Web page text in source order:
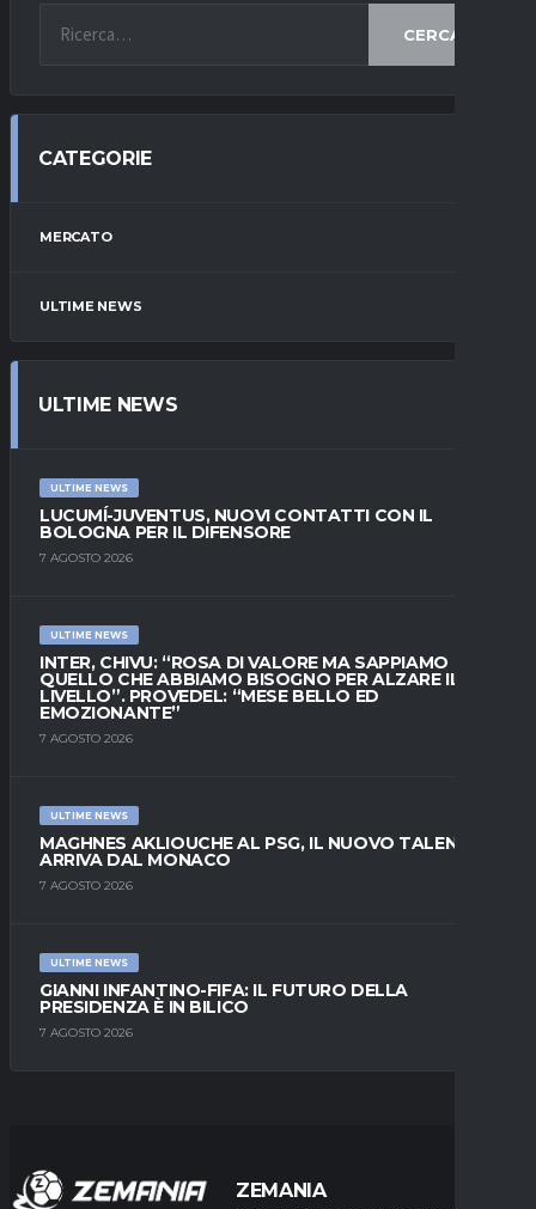
CERCA
CATEGORIE
MERCATO
ULTIME NEWS
ULTIME NEWS
ULTIME NEWS
LUCUMÍ-JUVENTUS, NUOVI CONTATTI CON IL
BOLOGNA PER IL DIFENSORE
7 AGOSTO 2026
ULTIME NEWS
INTER, CHIVU: “ROSA DI VALORE MA SAPPIAMO
QUELLO CHE ABBIAMO BISOGNO PER ALZARE IL
LIVELLO”. PROVEDEL: “MESE BELLO ED
EMOZIONANTE”
7 AGOSTO 2026
ULTIME NEWS
MAGHNES AKLIOUCHE AL PSG, IL NUOVO TALENTO
ARRIVA DAL MONACO
7 AGOSTO 2026
ULTIME NEWS
GIANNI INFANTINO-FIFA: IL FUTURO DELLA
PRESIDENZA È IN BILICO
7 AGOSTO 2026
ZEMANIA